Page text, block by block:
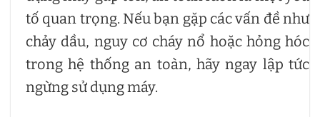
tố quan trọng. Nếu bạn gặp các vấn đề như
chảy dầu, nguy cơ cháy nổ hoặc hỏng hóc
trong hệ thống an toàn, hãy ngay lập tức
ngừng sử dụng máy.